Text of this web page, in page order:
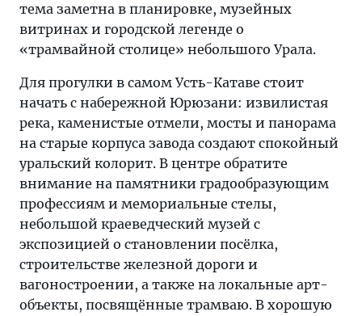
тема заметна в планировке, музейных
витринах и городской легенде о
«трамвайной столице» небольшого Урала.
Для прогулки в самом Усть-Катаве стоит
начать с набережной Юрюзани: извилистая
река, каменистые отмели, мосты и панорама
на старые корпуса завода создают спокойный
уральский колорит. В центре обратите
внимание на памятники градообразующим
профессиям и мемориальные стелы,
небольшой краеведческий музей с
экспозицией о становлении посёлка,
строительстве железной дороги и
вагоностроении, а также на локальные арт-
объекты, посвящённые трамваю. В хорошую